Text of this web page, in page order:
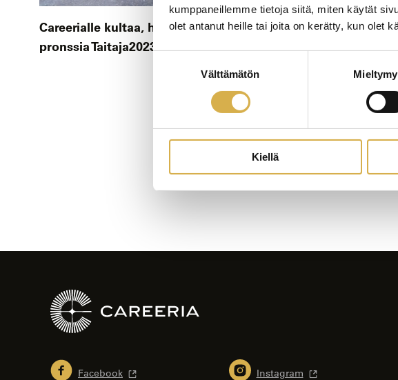
kumppaneillemme tietoja siitä, miten käytät
olet antanut heille tai joita on kerätty, kun olet
Välttämätön
Kiellä
Careerialle kultaa, hopeaa ja
pronssia Taitaja2023-kilpailussa!
Taitaja2023-finaalissa
kilpailee toukokuussa
Facebook Instagram